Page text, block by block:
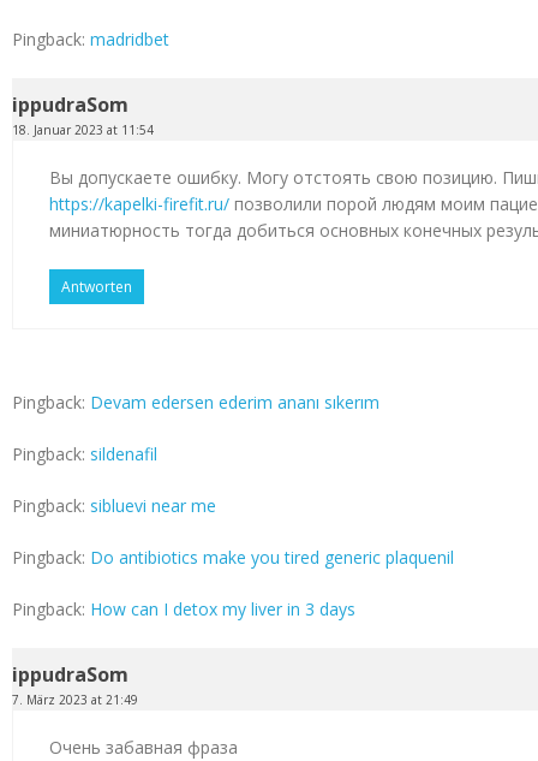
Pingback: madridbet
ippudraSom
18. Januar 2023 at 11:54
Вы допускаете ошибку. Могу отстоять свою позицию.
https://kapelki-firefit.ru/ позволили порой людям моим
миниатюрность тогда добиться основных конечных
Antworten
Pingback: Devam edersen ederim ananı sıkerım
Pingback: sildenafil
Pingback: sibluevi near me
Pingback: Do antibiotics make you tired generic plaquenil
Pingback: How can I detox my liver in 3 days
ippudraSom
7. März 2023 at 21:49
Очень забавная фраза